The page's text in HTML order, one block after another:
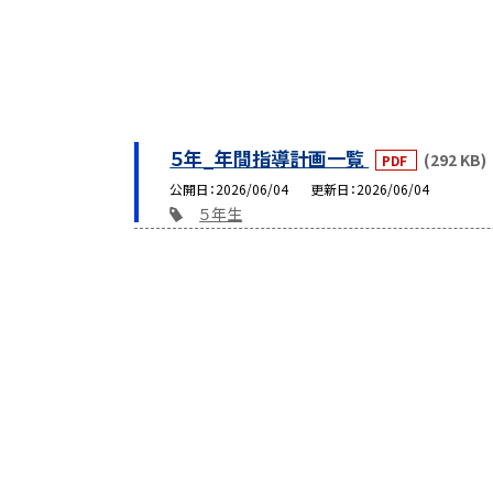
５年_年間指導計画一覧 PDF (292 KB)
公開日 2026/06/04 更新日 2026/06/04
５年生